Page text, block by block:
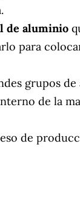
de aluminio
para
grupos
de la
de